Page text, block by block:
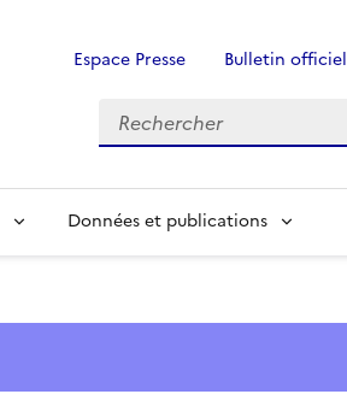
Espace Presse Bulletin officiel
Données et publications